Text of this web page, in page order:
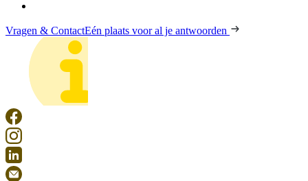
Vragen & ContactEén plaats voor al je antwoorden